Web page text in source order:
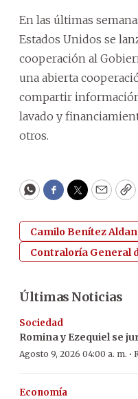
En las últimas
Estados Unidos se
cooperación al
una abierta
compartir
lavado y
otros.
WhatsApp
Facebook
Twitter
Email
Camilo Benítez
Contraloría General
Últimas Noticias
Sociedad
Romina y Ezequiel se
Agosto 9, 2026 04:00 a. m. ·
Economía